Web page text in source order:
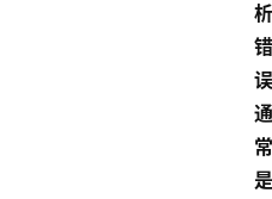
析
错
误
通
常
是